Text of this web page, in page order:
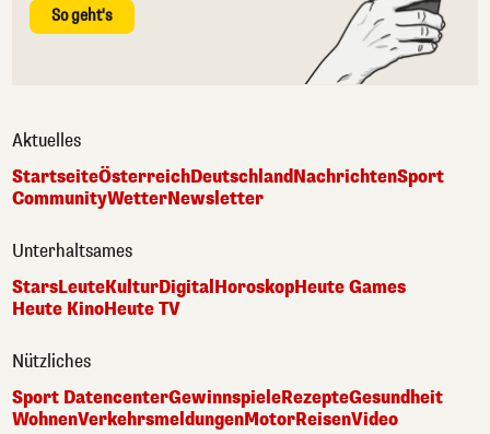
So geht's
Aktuelles
StartseiteÖsterreichDeutschlandNachrichtenSport
CommunityWetterNewsletter
Unterhaltsames
StarsLeuteKulturDigital HoroskopHeute Games
Heute KinoHeute TV
Nützliches
Sport DatencenterGewinnspieleRezepteGesundheit
WohnenVerkehrsmeldungenMotorReisenVideo